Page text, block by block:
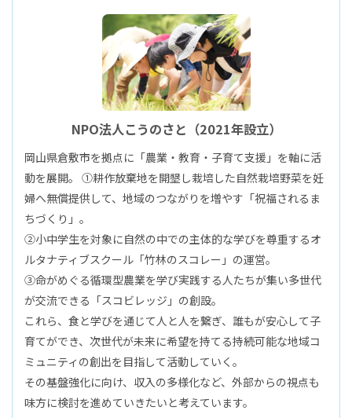
NPO法人こうのさと（2021年設立）
岡山県倉敷市を拠点に「農業・教育・子育て支援」を軸に活
動を展開。 ①耕作放棄地を開墾し栽培した自然栽培野菜を妊
婦へ無償提供して、地域のつながりを増やす「祝福されるま
ちづくり」。
②小中学生を対象に自然の中での主体的な学びを尊重するオ
ルタナティブスクール「竹林のスコレー」の運営。
③命がめぐる循環型農業を学び実践する人たちが集い多世代
が交流できる「スコビレッジ」の創設。
これら、食と学びを通じて人と人を繋ぎ、誰もが安心して子
育てができ、次世代が未来に希望を持てる持続可能な地域コ
ミュニティの創出を目指して活動していく。
その基盤強化に向け、収入の多様化など、外部からの視点も
味方に検討を進めていきたいと考えています。